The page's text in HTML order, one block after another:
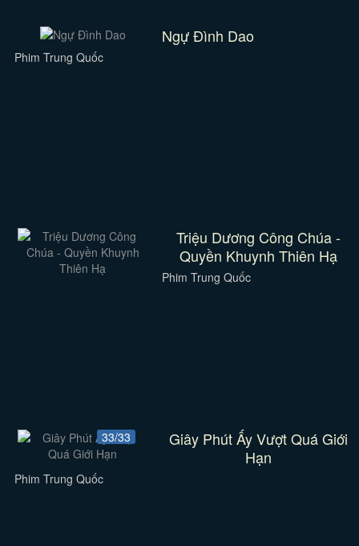
Ngự Đình Dao
Phim Trung Quốc
Triệu Dương Công Chúa -
Quyền Khuynh Thiên Hạ
Phim Trung Quốc
33/33
Giây Phút Ấy Vượt Quá Giới
Hạn
Phim Trung Quốc